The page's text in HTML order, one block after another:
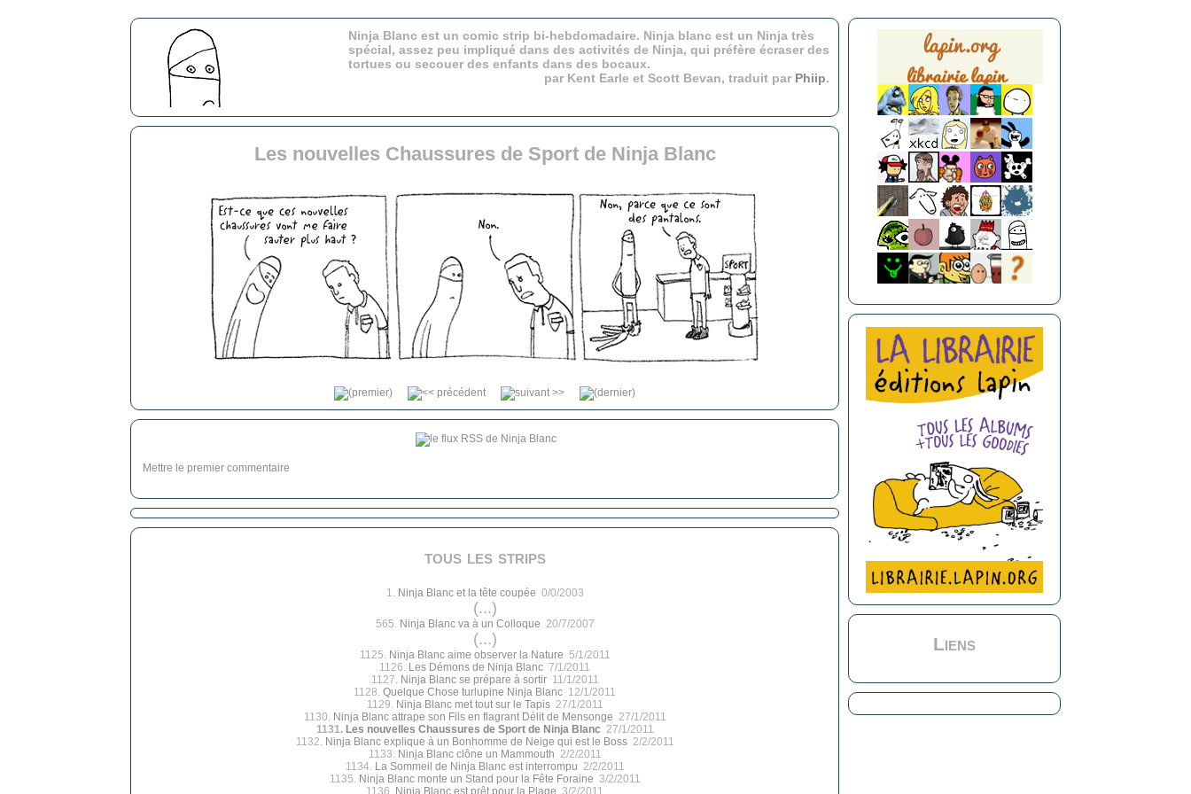
Ninja Blanc est un comic strip bi-hebdomadaire. Ninja blanc est un Ninja très
spécial, assez peu impliqué dans des activités de Ninja, qui préfère écraser des
tortues ou secouer des enfants dans des bocaux.
par Kent Earle et Scott Bevan, traduit par Phiip.
Les nouvelles Chaussures de Sport de Ninja Blanc
Mettre le premier commentaire
tous les strips
1. Ninja Blanc et la tête coupée 0/0/2003
(...)
565. Ninja Blanc va à un Colloque 20/7/2007
(...)
1125. Ninja Blanc aime observer la Nature 5/1/2011
1126. Les Démons de Ninja Blanc 7/1/2011
1127. Ninja Blanc se prépare à sortir11/1/2011
1128. Quelque Chose turlupine Ninja Blanc 12/1/2011
1129. Ninja Blanc met tout sur le Tapis27/1/2011
1130. Ninja Blanc attrape son Fils en flagrant Délit de Mensonge 27/1/2011
1131. Les nouvelles Chaussures de Sport de Ninja Blanc 27/1/2011
1132. Ninja Blanc explique à un Bonhomme de Neige qui est le Boss2/2/2011
1133. Ninja Blanc clône un Mammouth 2/2/2011
1134. La Sommeil de Ninja Blanc est interrompu 2/2/2011
1135. Ninja Blanc monte un Stand pour la Fête Foraine 3/2/2011
1136. Ninja Blanc est prêt pour la Plage 3/2/2011
Liens